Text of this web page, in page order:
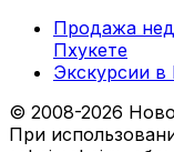
Продажа
Пхукете
Экскурсии в
© 2008-2026
При